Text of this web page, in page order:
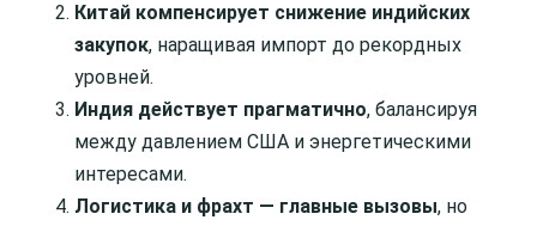
Китай компенсирует снижение индийских
закупок, наращивая импорт до рекордных
уровней.
Индия действует прагматично, балансируя
между давлением США и энергетическими
интересами.
Логистика и фрахт — главные вызовы, но